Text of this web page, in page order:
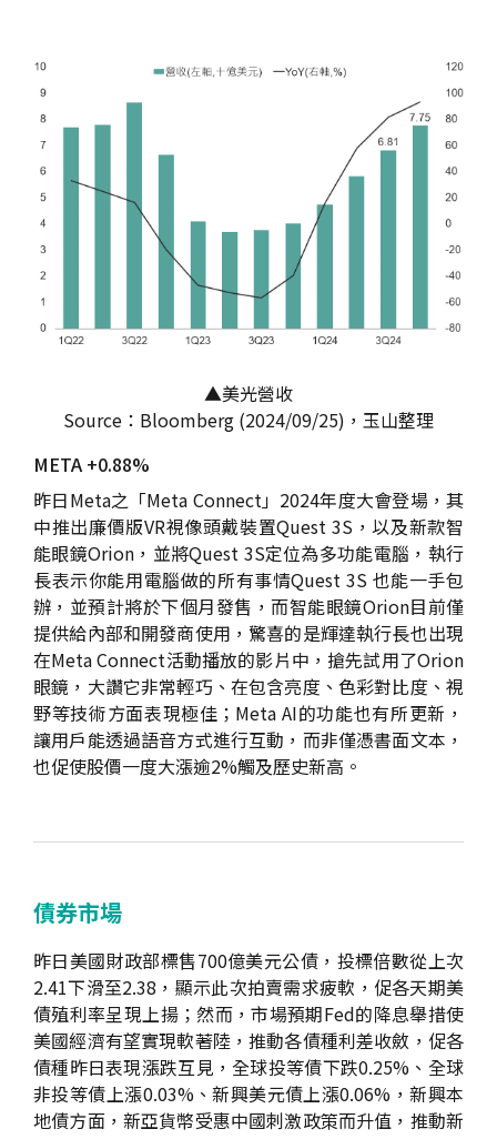
▲美光營收
Source：Bloomberg (2024/09/25)，玉山整理
META +0.88%
昨日Meta之「Meta Connect」2024年度大會登場，其
中推出廉價版VR視像頭戴裝置Quest 3S，以及新款智
能眼鏡Orion，並將Quest 3S定位為多功能電腦，執行
長表示你能用電腦做的所有事情Quest 3S 也能一手包
辦，並預計將於下個月發售，而智能眼鏡Orion目前僅
提供給內部和開發商使用，驚喜的是輝達執行長也出現
在Meta Connect活動播放的影片中，搶先試用了Orion
眼鏡，大讚它非常輕巧、在包含亮度、色彩對比度、視
野等技術方面表現極佳；Meta AI的功能也有所更新，
讓用戶能透過語音方式進行互動，而非僅憑書面文本，
也促使股價一度大漲逾2%觸及歷史新高。
債券市場
昨日美國財政部標售700億美元公債，投標倍數從上次
2.41下滑至2.38，顯示此次拍賣需求疲軟，促各天期美
債殖利率呈現上揚；然而，市場預期Fed的降息舉措使
美國經濟有望實現軟著陸，推動各債種利差收斂，促各
債種昨日表現漲跌互見，全球投等債下跌0.25%、全球
非投等債上漲0.03%、新興美元債上漲0.06%，新興本
地債方面，新亞貨幣受惠中國刺激政策而升值，推動新